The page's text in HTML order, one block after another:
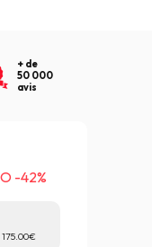
+ de
50 000
avis
-42%
175.00